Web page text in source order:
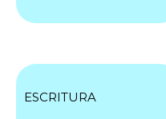
ESCRITURA